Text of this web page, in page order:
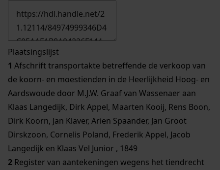
Plaatsingslijst
1 Afschrift transportakte betreffende de verkoop van
de koorn- en moestienden in de Heerlijkheid Hoog- en
Aardswoude door M.J.W. Graaf van Wassenaer aan
Klaas Langedijk, Dirk Appel, Maarten Kooij, Rens Boon,
Dirk Koorn, Jan Klaver, Arien Spaander, Jan Groot
Dirskzoon, Cornelis Poland, Frederik Appel, Jacob
Langedijk en Klaas Vel Junior , 1849
2 Register van aantekeningen wegens het tiendrecht